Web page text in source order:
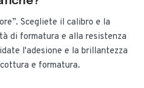
Scegliete il calibro e la
di formatura e alla resistenza
l'adesione e la brillantezza
e formatura.